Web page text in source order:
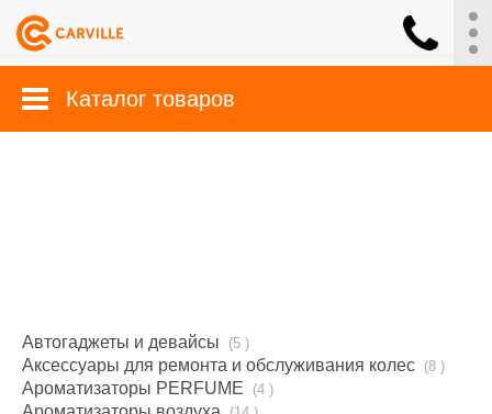
Каталог товаров
Автогаджеты и девайсы (5 )
Аксессуары для ремонта и обслуживания колес (8 )
Ароматизаторы PERFUME (4 )